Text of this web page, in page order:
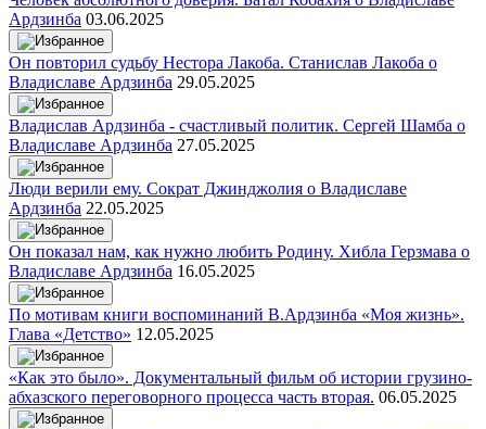
Ардзинба 03.06.2025
Он повторил судьбу Нестора Лакоба. Станислав Лакоба о
Владиславе Ардзинба 29.05.2025
Владислав Ардзинба - счастливый политик. Сергей Шамба о
Владиславе Ардзинба 27.05.2025
Люди верили ему. Сократ Джинджолия о Владиславе
Ардзинба 22.05.2025
Он показал нам, как нужно любить Родину. Хибла Герзмава о
Владиславе Ардзинба 16.05.2025
По мотивам книги воспоминаний В.Ардзинба «Моя жизнь».
Глава «Детство» 12.05.2025
«Как это было». Документальный фильм об истории грузино-
абхазского переговорного процесса часть вторая. 06.05.2025